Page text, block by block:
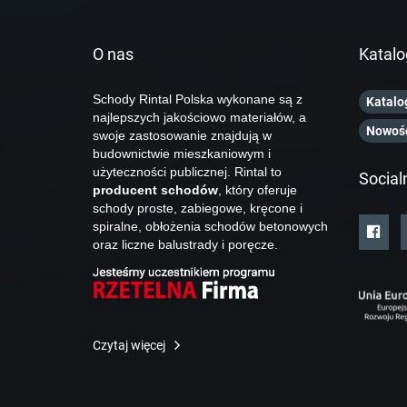
O nas
Schody Rintal Polska wykonane są z
najlepszych jakościowo materiałów, a
swoje zastosowanie znajdują w
budownictwie mieszkaniowym i
użyteczności publicznej. Rintal to
producent schodów , który oferuje
schody proste, zabiegowe, kręcone i
spiralne, obłożenia schodów betonowych
oraz liczne balustrady i poręcze.
Czytaj więcej